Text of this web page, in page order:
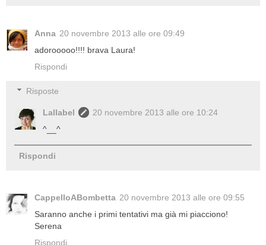
Anna 20 novembre 2013 alle ore 09:49
adorooooo!!!! brava Laura!
Rispondi
Risposte
Lallabel
20 novembre 2013 alle ore 10:24
^__^
Rispondi
CappelloABombetta 20 novembre 2013 alle ore 09:55
Saranno anche i primi tentativi ma già mi piacciono!
Serena
Rispondi